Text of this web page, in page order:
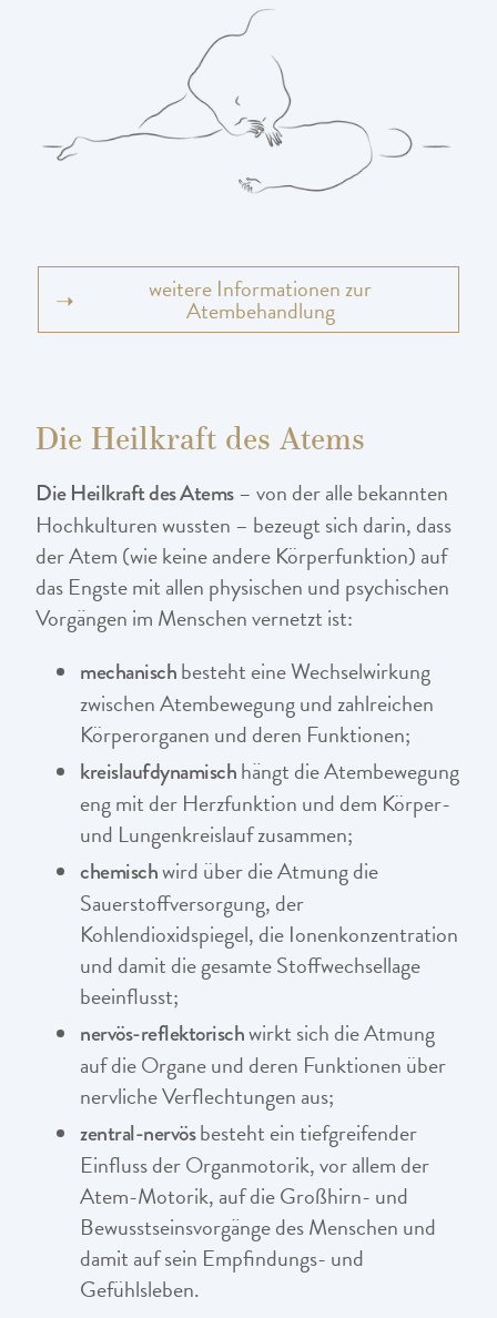
➝ weitere Informationen zur
Atembehandlung
Die Heilkraft des Atems
Die Heilkraft des Atems– von der alle bekannten
Hochkulturen wussten – bezeugt sich darin, dass
der Atem (wie keine andere Körperfunktion) auf
das Engste mit allen physischen und psychischen
Vorgängen im Menschen vernetzt ist:
mechanischbesteht eine Wechselwirkung
zwischen Atembewegung und zahlreichen
Körperorganen und deren Funktionen;
kreislaufdynamischhängt die Atembewegung
eng mit der Herzfunktion und dem Körper-
und Lungenkreislauf zusammen;
chemischwird über die Atmung die
Sauerstoffversorgung, der
Kohlendioxidspiegel, die Ionenkonzentration
und damit die gesamte Stoffwechsellage
beeinflusst;
nervös-reflektorischwirkt sich die Atmung
auf die Organe und deren Funktionen über
nervliche Verflechtungen aus;
zentral-nervösbesteht ein tiefgreifender
Einfluss der Organmotorik, vor allem der
Atem-Motorik, auf die Großhirn- und
Bewusstseinsvorgänge des Menschen und
damit auf sein Empfindungs- und
Gefühlsleben.